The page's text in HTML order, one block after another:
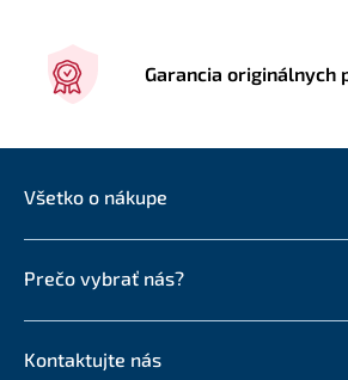
Garancia originálnych
Všetko o nákupe
Prečo vybrať nás?
Kontaktujte nás